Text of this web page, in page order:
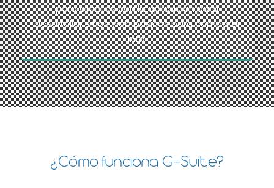
para clientes con la aplicación para
desarrollar sitios web básicos para compartir
info.
¿Cómo funciona G-Suite?